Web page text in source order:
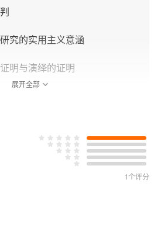
究的实用主义意涵
明与演绎的证明
项讨论
值中立与客观性（1964）
神科学二元论
展开全部
1个评分